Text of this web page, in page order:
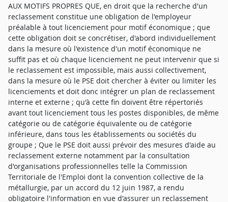
AUX MOTIFS PROPRES QUE, en droit que la recherche d'un
reclassement constitue une obligation de l'employeur
préalable à tout licenciement pour motif économique ; que
cette obligation doit se concrétiser, d'abord individuellement
dans la mesure où l'existence d'un motif économique ne
suffit pas et où chaque licenciement ne peut intervenir que si
le reclassement est impossible, mais aussi collectivement,
dans la mesure où le PSE doit chercher à éviter ou limiter les
licenciements et doit donc intégrer un plan de reclassement
interne et externe ; qu'à cette fin doivent être répertoriés
avant tout licenciement tous les postes disponibles, de même
catégorie ou de catégorie équivalente ou de catégorie
inférieure, dans tous les établissements ou sociétés du
groupe ; Que le PSE doit aussi prévoir des mesures d'aide au
reclassement externe notamment par la consultation
d'organisations professionnelles telle la Commission
Territoriale de l'Emploi dont la convention collective de la
métallurgie, par un accord du 12 juin 1987, a rendu
obligatoire l'information en vue d'assurer un reclassement